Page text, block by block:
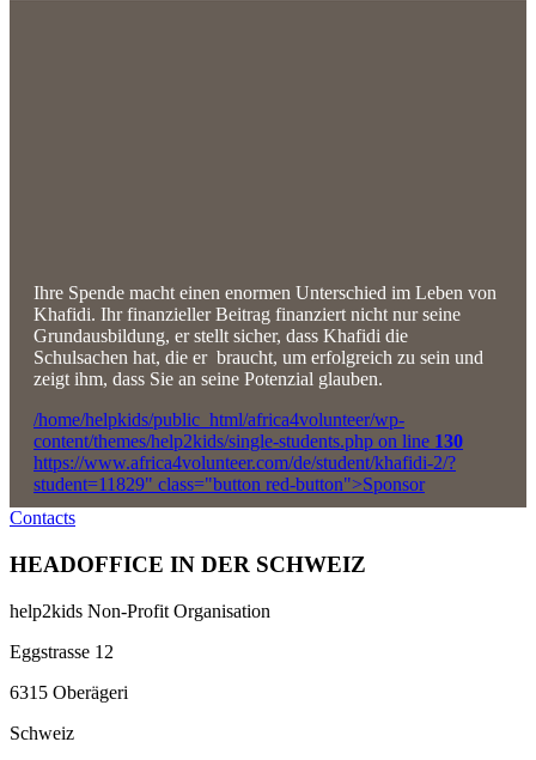
Ihre Spende macht einen enormen Unterschied im Leben von
Khafidi. Ihr finanzieller Beitrag finanziert nicht nur seine
Grundausbildung, er stellt sicher, dass Khafidi die
Schulsachen hat, die er braucht, um erfolgreich zu sein und
zeigt ihm, dass Sie an seine Potenzial glauben.
/home/helpkids/public_html/africa4volunteer/wp-
content/themes/help2kids/single-students.php on line 130
https://www.africa4volunteer.com/de/student/khafidi-2/?
student=11829" class="button red-button">Sponsor
Contacts
HEADOFFICE IN DER SCHWEIZ
help2kids Non-Profit Organisation
Eggstrasse 12
6315 Oberägeri
Schweiz